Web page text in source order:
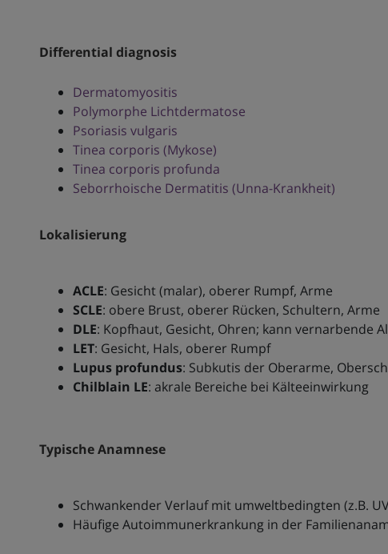
Differential diagnosis
Dermatomyositis
Polymorphe Lichtdermatose
Psoriasis vulgaris
Tinea corporis (Mykose)
Tinea corporis profunda
Seborrhoische Dermatitis (Unna-Krankheit)
Lokalisierung
ACLE: Gesicht (malar), oberer Rumpf, Arme
SCLE: obere Brust, oberer Rücken, Schultern, Arme
DLE: Kopfhaut, Gesicht, Ohren; kann vernarbende
LET: Gesicht, Hals, oberer Rumpf
Lupus profundus: Subkutis der Oberarme,
Chilblain LE: akrale Bereiche bei Kälteeinwirkung
Typische Anamnese
Schwankender Verlauf mit umweltbedingten (z.B.
Häufige Autoimmunerkrankung in der